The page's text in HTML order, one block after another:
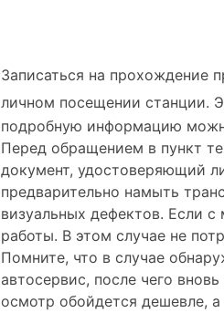
Записаться на прохождение
личном посещении станции.
подробную информацию
Перед обращением в пункт
документ, удостоверяющий
предварительно намыть
визуальных дефектов. Если
работы. В этом случае не
Помните, что в случае
автосервис, после чего
осмотр обойдется дешевле,